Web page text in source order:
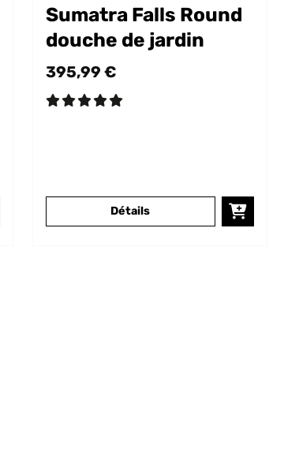
Sumatra Falls Round
douche de jardin
395,99 €
Détails